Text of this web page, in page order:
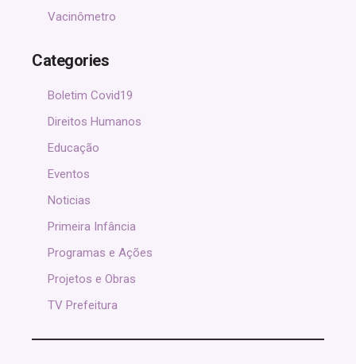
Vacinômetro
Categories
Boletim Covid19
Direitos Humanos
Educação
Eventos
Noticias
Primeira Infância
Programas e Ações
Projetos e Obras
TV Prefeitura